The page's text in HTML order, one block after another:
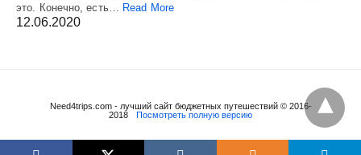
это. Конечно, есть… Read More
12.06.2020
Need4trips.com - лучший сайт бюджетных путешествий © 2016-
2018
Посмотреть полную версию